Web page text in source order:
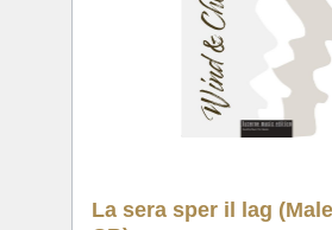
La sera sper il lag